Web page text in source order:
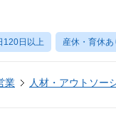
120日以上 産休・育休あ
業 人材・アウトソー